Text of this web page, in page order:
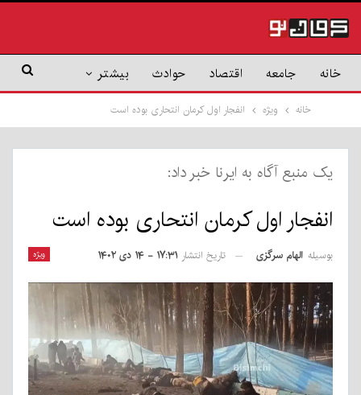
خانه جامعه اقتصاد حوادث بیشتر
خانه ویژه انفجار اول کرمان انتحاری بوده است
یک منبع آگاه به ایرنا خبر داد:
انفجار اول کرمان انتحاری بوده است
ویژه بوسیله الهام سرگزی تاریخ انتشار ۱۷:۳۱ - ۱۴ دی ۱۴۰۲